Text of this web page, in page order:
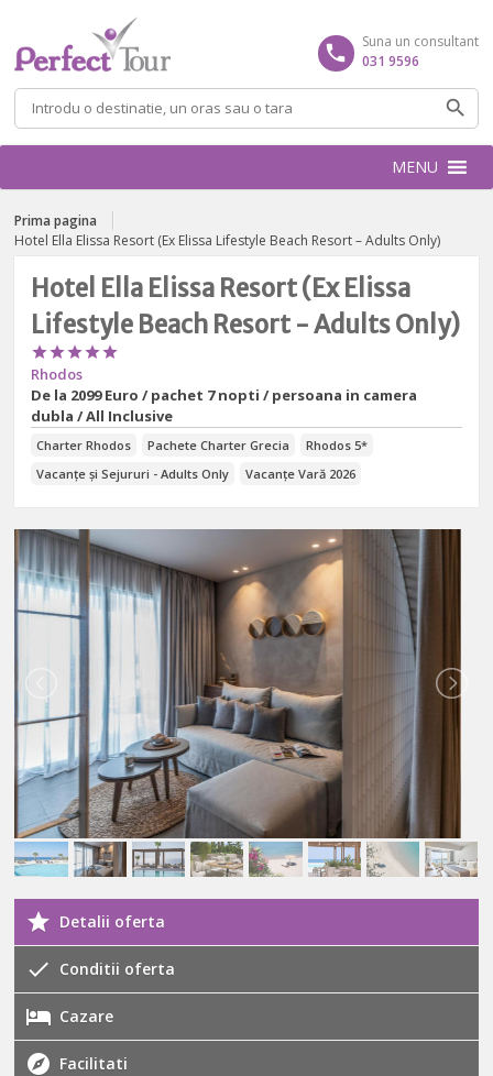
Caută
după:
Suna un consultant
031 9596
MENU
Prima pagina
Hotel Ella Elissa Resort (Ex Elissa Lifestyle Beach Resort – Adults Only)
Hotel Ella Elissa Resort (Ex Elissa
Lifestyle Beach Resort - Adults Only)

Rhodos
De la 2099 Euro / pachet 7 nopti / persoana in camera
dubla / All Inclusive
Charter Rhodos Pachete Charter Grecia
Rhodos 5*
Vacanțe și Sejururi - Adults Only
Vacanțe Vară 2026
Detalii oferta
Conditii oferta
Cazare
Facilitati